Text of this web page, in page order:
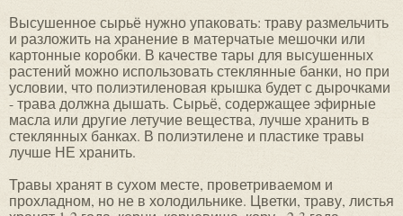
Высушенное сырьё нужно упаковать: траву размельчить
и разложить на хранение в матерчатые мешочки или
картонные коробки. В качестве тары для высушенных
растений можно использовать стеклянные банки, но при
условии, что полиэтиленовая крышка будет с дырочками
- трава должна дышать. Сырьё, содержащее эфирные
масла или другие летучие вещества, лучше хранить в
стеклянных банках. В полиэтилене и пластике травы
лучше НЕ хранить.
Травы хранят в сухом месте, проветриваемом и
прохладном, но не в холодильнике. Цветки, траву, листья